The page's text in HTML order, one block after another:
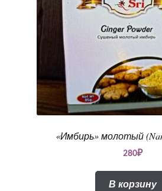
«Имбирь» молотый
280₽
В корзину